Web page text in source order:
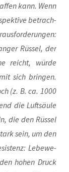
kann. Wenn
betrach­
Rüs­sel, der
reicht, wür­de
sich brin­gen.
(z. B. ca. 1000
die Luft­säu­le
die den Rüs­sel
sein, um den
Lebe­we­
hohen Druck